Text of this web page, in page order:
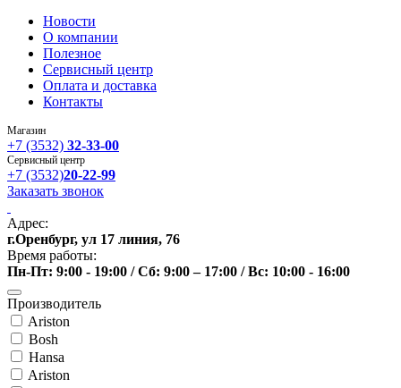
Новости
О компании
Полезное
Сервисный центр
Оплата и доставка
Контакты
Магазин
+7 (3532) 32-33-00
Сервисный центр
+7 (3532)20-22-99
Заказать звонок
Адрес:
г.Оренбург, ул 17 линия, 76
Время работы:
Пн-Пт: 9:00 - 19:00 / Сб: 9:00 – 17:00 / Вс: 10:00 - 16:00
Производитель
Ariston
Bosh
Hansa
Ariston